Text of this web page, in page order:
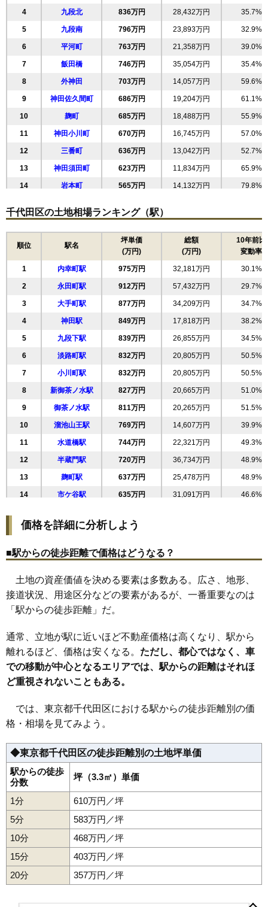
4 九段北 836万円 28,432万円 35.7%
5 九段南 796万円 23,893万円 32.9%
6 平河町 763万円 21,358万円 39.0%
7 飯田橋 746万円 35,054万円 35.4%
8 外神田 703万円 14,057万円 59.6%
9 神田佐久間町 686万円 19,204万円 61.1%
10 麹町 685万円 18,488万円 55.9%
11 神田小川町 670万円 16,745万円 57.0%
12 三番町 636万円 13,042万円 52.7%
13 神田須田町 623万円 11,834万円 65.9%
14 岩本町 565万円 14,132万円 79.8%
16 神田神保町 477万円 16,202万円 47.6%
千代田区の土地相場ランキング（駅）
順位 駅名
坪単価
(万円)
総額
(万円)
10年前比
変動率
1 内幸町駅 975万円 32,181万円 30.1%
2 永田町駅 912万円 57,432万円 29.7%
3 大手町駅 877万円 34,209万円 34.7%
4 神田駅 849万円 17,818万円 38.2%
5 九段下駅 839万円 26,855万円 34.5%
6 淡路町駅 832万円 20,805万円 50.5%
7 小川町駅 832万円 20,805万円 50.5%
8 新御茶ノ水駅 827万円 20,665万円 51.0%
9 御茶ノ水駅 811万円 20,265万円 51.5%
10 溜池山王駅 769万円 14,607万円 39.9%
11 水道橋駅 744万円 22,321万円 49.3%
12 半蔵門駅 720万円 36,734万円 48.9%
13 麹町駅 637万円 25,478万円 48.9%
14 市ケ谷駅 635万円 31,091万円 46.6%
16 秋葉原駅 592万円
17 岩本町駅 578万円
19 飯田橋駅 434万円 14,550万円 60.0%
20 四ツ谷駅 386万円 11,582万円 47.9%
価格を詳細に分析しよう
■駅からの徒歩距離で価格はどうなる？
土地の資産価値を決める要素は多数ある。広さ、地形、
接道状況、用途区分などの要素があるが、一番重要なのは
「駅からの徒歩距離」だ。
通常、立地が駅に近いほど不動産価格は高くなり、駅から
離れるほど、価格は安くなる。 ただし、都心ではなく、車
での移動が中心となるエリアでは、駅からの距離はそれほ
ど重視されないこともある。
では、東京都千代田区における駅からの徒歩距離別の価
格・相場を見てみよう。
◆東京都千代田区の徒歩距離別の土地坪単価
駅からの徒歩
分数
坪（3.3㎡）単価
1分
610万円／坪
5分
583万円／坪
10分
468万円／坪
15分
403万円／坪
20分
357万円／坪